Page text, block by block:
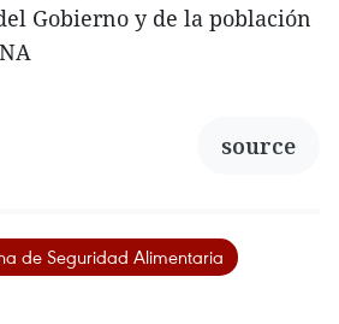
Gobierno y de la población
source
de Seguridad Alimentaria